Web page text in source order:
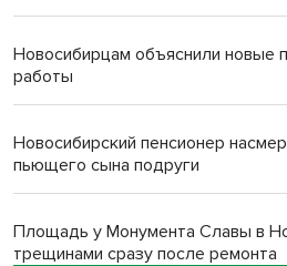
Новосибирцам объяснили новые
работы
Новосибирский пенсионер
пьющего сына подруги
Площадь у Монумента Славы в
трещинами сразу после ремонта